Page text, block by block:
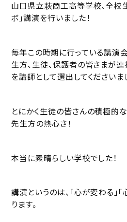
山口県立萩商工高等学校、全校
ボ」講演を行いました！
毎年この時期に行っている講演
生方、生徒、保護者の皆さまが
を講師として選出してくださいま
とにかく生徒の皆さんの積極的
先生方の熱心さ！
本当に素晴らしい学校でした！
講演というのは、「心が変わる」
ります。